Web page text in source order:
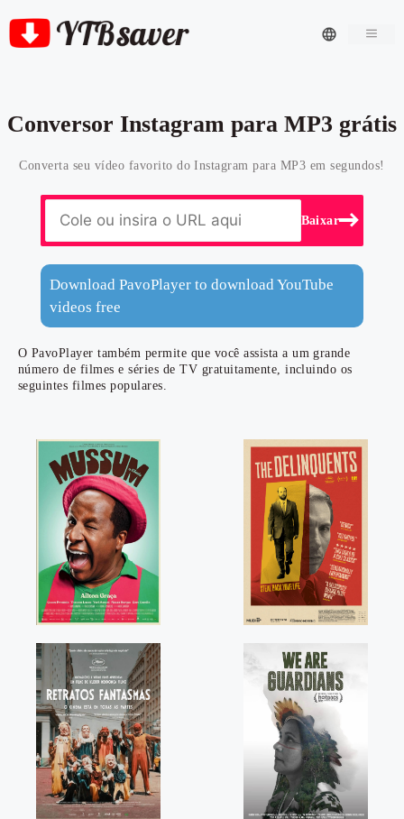
Conversor Instagram para MP3 grátis
Converta seu vídeo favorito do Instagram para MP3 em segundos!
Baixar
Download PavoPlayer to download YouTube
videos free
O PavoPlayer também permite que você assista a um grande
número de filmes e séries de TV gratuitamente, incluindo os
seguintes filmes populares.